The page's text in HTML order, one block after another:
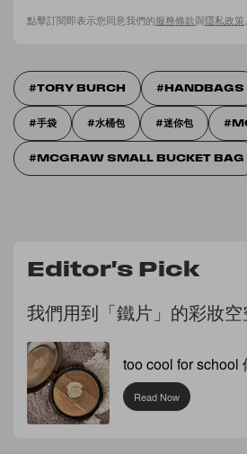
點擊訂閱即表示您同意我們的服務條款與隱私政策。
TORY BURCH HANDBAGS
手袋 水桶包 迷你包
MCGRAW SMALL BUCKET BAG
Editor's Pick
我們用到「鐵片」的彩妝空
too cool for school
Read Now